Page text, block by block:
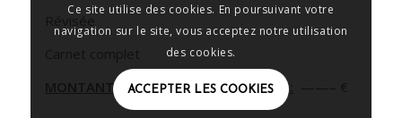
MONTANT TOTAL HORS CARTE GRISE :
Ce site utilise des cookies. En poursuivant votre
navigation sur le site, vous acceptez notre utilisation
des cookies.
ACCEPTER LES COOKIES